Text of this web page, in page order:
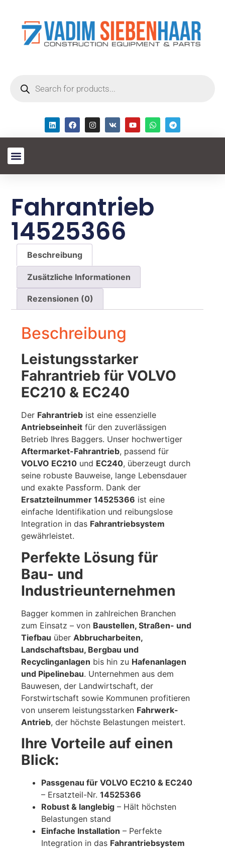
Fahrantrieb
14525366
Beschreibung
Zusätzliche Informationen
Rezensionen (0)
Beschreibung
Leistungsstarker
Fahrantrieb für VOLVO
EC210 & EC240
Der Fahrantrieb ist eine essenzielle
Antriebseinheit für den zuverlässigen
Betrieb Ihres Baggers. Unser hochwertiger
Aftermarket-Fahrantrieb, passend für
VOLVO EC210 und EC240, überzeugt durch
seine robuste Bauweise, lange Lebensdauer
und exakte Passform. Dank der
Ersatzteilnummer 14525366 ist eine
einfache Identifikation und reibungslose
Integration in das Fahrantriebsystem
gewährleistet.
Perfekte Lösung für
Bau- und
Industrieunternehmen
Bagger kommen in zahlreichen Branchen
zum Einsatz – von Baustellen, Straßen- und
Tiefbau überAbbrucharbeiten,
Landschaftsbau, Bergbau und
Recyclinganlagen bis hin zu Hafenanlagen
und Pipelinebau. Unternehmen aus dem
Bauwesen, der Landwirtschaft, der
Forstwirtschaft sowie Kommunen profitieren
von unserem leistungsstarken Fahrwerk-
Antrieb, der höchste Belastungen meistert.
Ihre Vorteile auf einen
Blick:
Passgenau für VOLVO EC210 & EC240
– Ersatzteil-Nr.14525366
Robust & langlebig – Hält höchsten
Belastungen stand
Einfache Installation – Perfekte
Integration in das Fahrantriebsystem